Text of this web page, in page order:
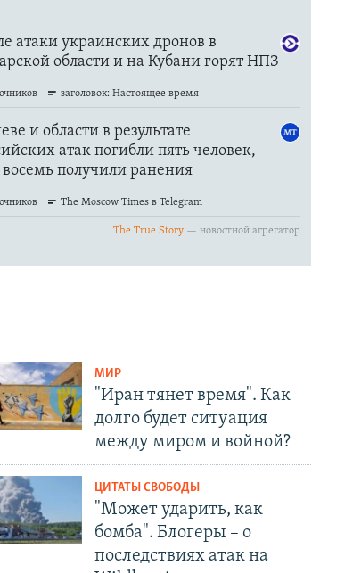
МИР
"Иран тянет время". Как
долго будет ситуация
между миром и войной?
ЦИТАТЫ СВОБОДЫ
"Может ударить, как
бомба". Блогеры – о
последствиях атак на